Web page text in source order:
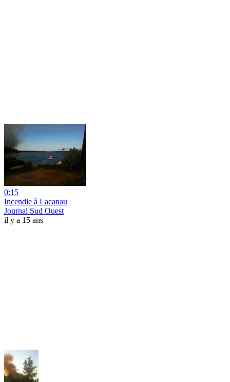
0:15
Incendie à Lacanau
Journal Sud Ouest
il y a 15 ans